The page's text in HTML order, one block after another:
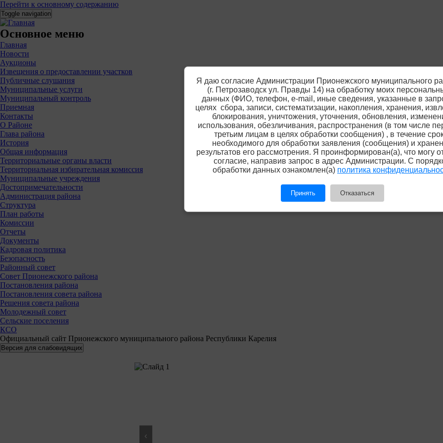
Перейти к основному содержанию
Toggle navigation
Я даю согласие Администрации Прионежского муниципального
(г. Петрозаводск ул. Правды 14) на обработку моих
данных (ФИО, телефон, е-mail, иные сведения, указанные в
целях сбора, записи, систематизации, накопления, хранения,
блокирования, уничтожения, уточнения, обновления,
использования, обезличивания, распространения (в том числе
третьим лицам в целях обработки сообщения) , в течение
необходимого для обработки заявления (сообщения) и
результатов его рассмотрения. Я проинформирован(а), что могу
согласие, направив запрос в адрес Администрации. С
обработки данных ознакомлен(а) политика
Принять Отказаться
Основное меню
Главная
Новости
Аукционы
Извещения о предоставлении участков
Публичные слушания
Муниципальные услуги
Муниципальный контроль
Приемная
Контакты
О Районе
Глава района
История
Общая информация
Территориальные органы власти
Территориальная избирательная комиссия
Муниципальные учреждения
Достопримечательности
Администрация района
Структура
План работы
Комиссии
Отчеты
Документы
Кадровая политика
Безопасность
Районный совет
Совет Прионежского района
Постановления района
Постановления совета района
Решения совета района
Молодежный совет
Сельские поселения
КСО
Официальный сайт Прионежского муниципального района Республики Карелия
‹